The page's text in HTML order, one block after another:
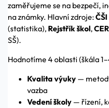
zaměřujeme se na bezpečí,
na známky. Hlavní zdroje:ČŠI
(statistika), Rejstřík škol,
SŠ).
Hodnotíme 4 oblasti (škála
Kvalita výuky —
vazba
Vedení školy — řízení,